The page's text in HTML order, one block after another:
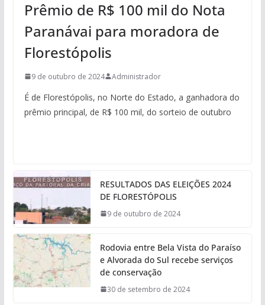
Prêmio de R$ 100 mil do Nota
Paranávai para moradora de
Florestópolis
9 de outubro de 2024 Administrador
É de Florestópolis, no Norte do Estado, a ganhadora do
prêmio principal, de R$ 100 mil, do sorteio de outubro
RESULTADOS DAS ELEIÇÕES 2024
DE FLORESTÓPOLIS
9 de outubro de 2024
Rodovia entre Bela Vista do Paraíso
e Alvorada do Sul recebe serviços
de conservação
30 de setembro de 2024